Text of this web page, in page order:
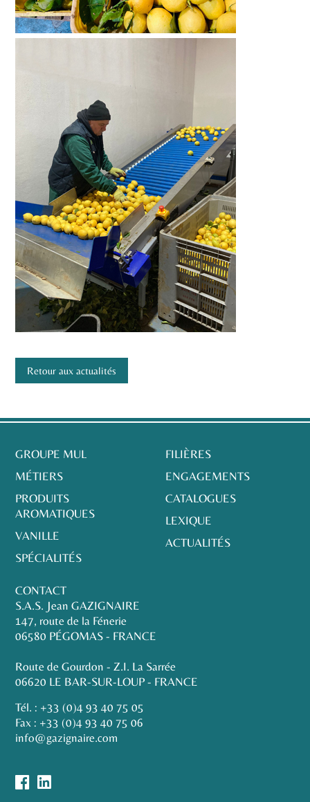
Retour aux actualités
GROUPE MUL
MÉTIERS
PRODUITS
AROMATIQUES
VANILLE
SPÉCIALITÉS
FILIÈRES
ENGAGEMENTS
CATALOGUES
LEXIQUE
ACTUALITÉS
CONTACT
S.A.S. Jean GAZIGNAIRE
147, route de la Fénerie
06580 PÉGOMAS - FRANCE
Route de Gourdon - Z.I. La Sarrée
06620 LE BAR-SUR-LOUP - FRANCE
Tél. : +33 (0)4 93 40 75 05
Fax : +33 (0)4 93 40 75 06
info@gazignaire.com